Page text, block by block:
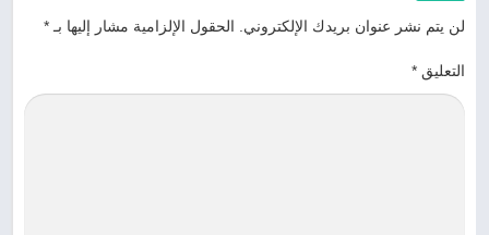
لن يتم نشر عنوان بريدك الإلكتروني. الحقول الإلزامية مشار إليها بـ*
التعليق *